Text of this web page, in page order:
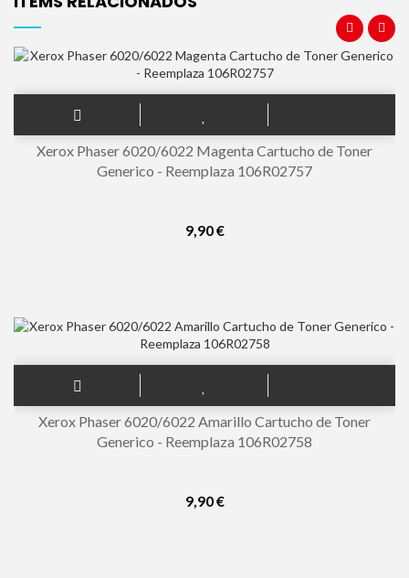
Xerox Phaser 6020/6022 Magenta Cartucho de Toner
Generico - Reemplaza 106R02757
9,90 €
Xerox Phaser 6020/6022 Amarillo Cartucho de Toner
Generico - Reemplaza 106R02758
9,90 €